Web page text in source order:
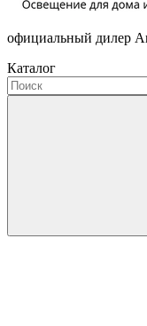
официальный дилер
Каталог